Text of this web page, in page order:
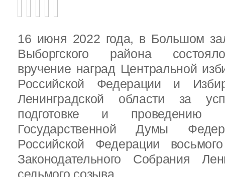
16 июня 2022 года, в Большом
Выборгского района
вручение наград Центральной
Российской Федерации и
Ленинградской области за
подготовке и проведению
Государственной Думы
Российской Федерации
Законодательного Собрания
седьмого созыва